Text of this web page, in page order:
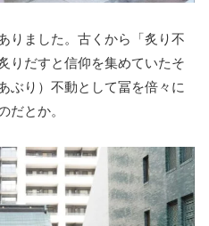
りました。古くから「炙り不
りだすと信仰を集めていたそ
ぶり）不動として冨を倍々に
だとか。